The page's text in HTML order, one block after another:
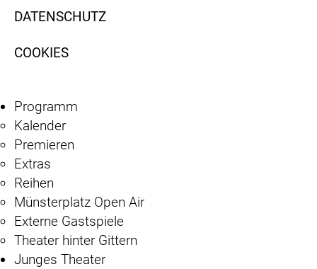
DATENSCHUTZ
COOKIES
Programm
Kalender
Premieren
Extras
Reihen
Münsterplatz Open Air
Externe Gastspiele
Theater hinter Gittern
Junges Theater